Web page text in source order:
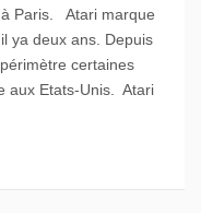
Paris. Atari marque
ya deux ans. Depuis
certaines
aux Etats-Unis. Atari